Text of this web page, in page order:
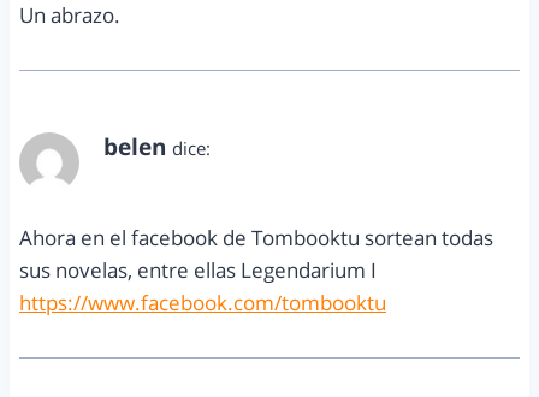
Un abrazo.
belen dice:
Ahora en el facebook de Tombooktu sortean todas
sus novelas, entre ellas Legendarium I
https://www.facebook.com/tombooktu